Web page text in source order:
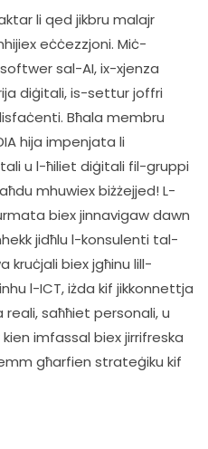
li qed jikbru malajr
eċċezzjoni. Miċ-
sal-AI, ix-xjenza
diġitali, is-settur joffri
Bħala membru
hija impenjata li
u l-ħiliet diġitali fil-gruppi
mhuwiex biżżejjed! L-
biex jinnavigaw dawn
jidħlu l-konsulenti tal-
kruċjali biex jgħinu lill-
l-ICT, iżda kif jikkonnettja
saħħiet personali, u
imfassal biex jirrifreska
għarfien strateġiku kif